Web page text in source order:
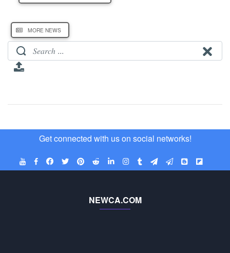
MORE NEWS
Get connected with us on social networks!
NEWCA.COM